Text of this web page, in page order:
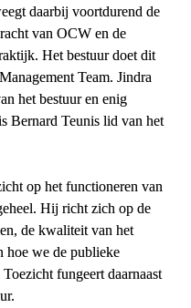
daarbij voortdurend de
van OCW en de
Het bestuur doet dit
Team. Jindra
het bestuur en enig
Bernard Teunis lid van het
op het functioneren van
Hij richt zich op de
de kwaliteit van het
hoe we de publieke
fungeert daarnaast